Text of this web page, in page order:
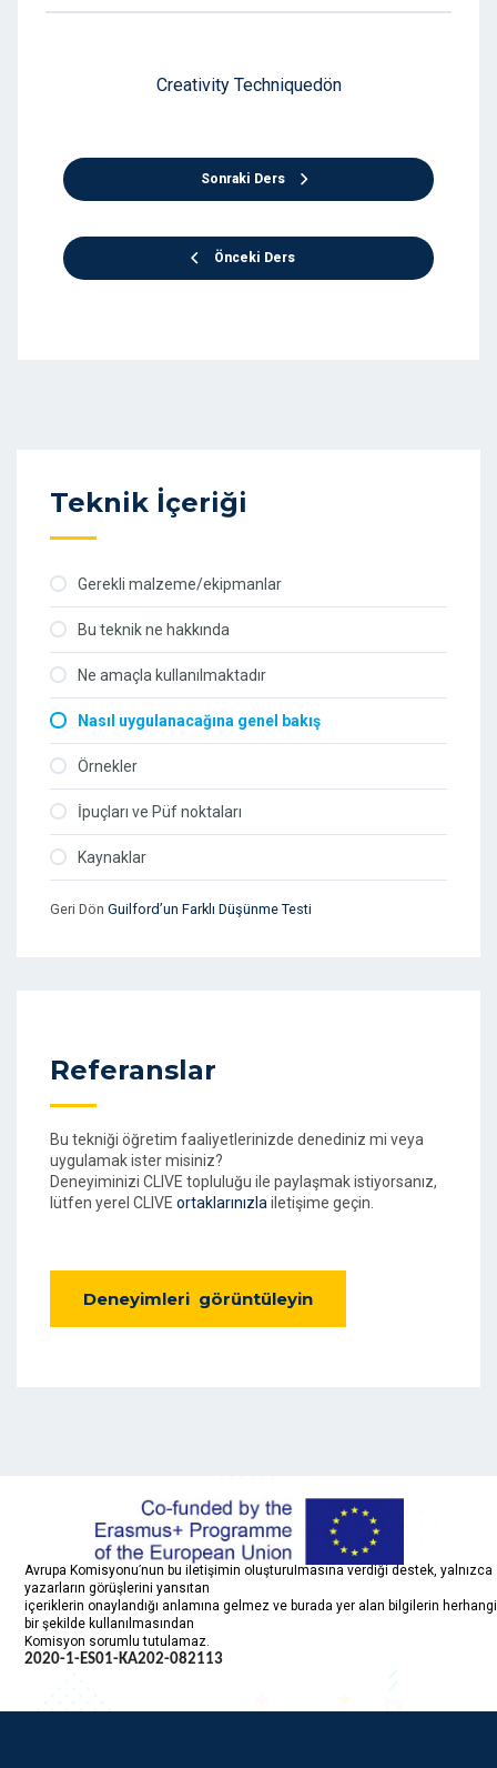
Önceki Ders
Creativity Techniquedön
Sonraki Ders
Teknik İçeriği
Gerekli malzeme/ekipmanlar
Bu teknik ne hakkında
Ne amaçla kullanılmaktadır
Nasıl uygulanacağına genel bakış
Örnekler
İpuçları ve Püf noktaları
Kaynaklar
Geri Dön Guilford’un Farklı Düşünme Testi
Referanslar
Bu tekniği öğretim faaliyetlerinizde denediniz mi veya
uygulamak ister misiniz?
Deneyiminizi CLIVE topluluğu ile paylaşmak istiyorsanız,
lütfen yerel CLIVE ortaklarınızla iletişime geçin.
Deneyimleri görüntüleyin
Avrupa Komisyonu’nun bu iletişimin oluşturulmasına verdiği destek, yalnızca
yazarların görüşlerini yansıtan
içeriklerin onaylandığı anlamına gelmez ve burada yer alan bilgilerin herhangi
bir şekilde kullanılmasından
Komisyon sorumlu tutulamaz.
2020-1-ES01-KA202-082113